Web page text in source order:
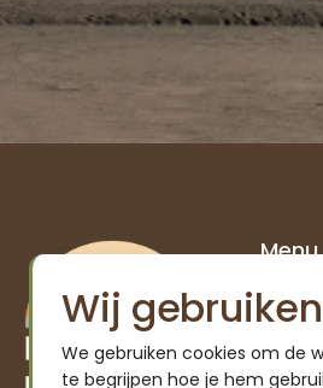
Menu
Over
Wij
We gebruiken cookies om de
te begrijpen hoe je hem